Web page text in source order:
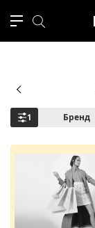
1 Бренд